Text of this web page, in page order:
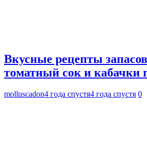
Вкусные рецепты
томатный сок и кабачки
molluscadon4 года спустя4 года спустя 0